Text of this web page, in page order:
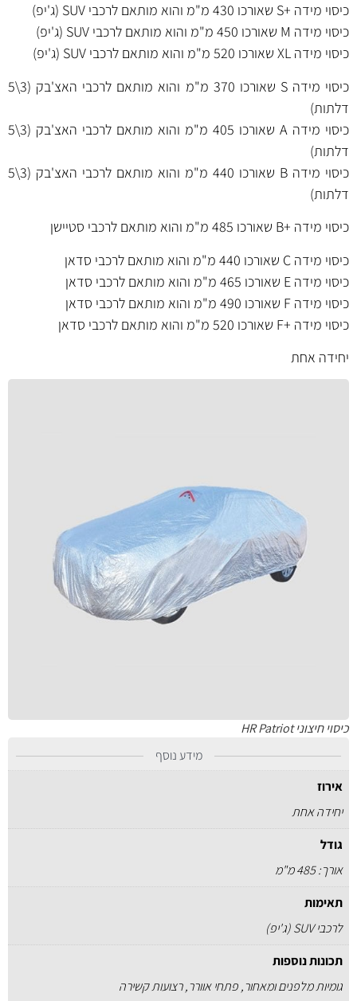
כיסוי מידה +S שאורכו 430 מ"מ
והוא מותאם לרכבי SUV (ג'יפ)
כיסוי מידה M שאורכו 450 מ"מ
והוא מותאם לרכבי SUV (ג'יפ)
כיסוי מידה XL שאורכו 520 מ"מ
והוא מותאם לרכבי SUV (ג'יפ)
כיסוי מידה S שאורכו 370 מ"מ
והוא מותאם לרכבי האצ'בק (3\5
דלתות)
כיסוי מידה A שאורכו 405 מ"מ
והוא מותאם לרכבי האצ'בק (3\5
דלתות)
כיסוי מידה B שאורכו 440 מ"מ
והוא מותאם לרכבי האצ'בק (3\5
דלתות)
כיסוי מידה +B שאורכו 485 מ"מ
והוא מותאם לרכבי סטיישן
כיסוי מידה C שאורכו 440 מ"מ
והוא מותאם לרכבי סדאן
כיסוי מידה E שאורכו 465 מ"מ
והוא מותאם לרכבי סדאן
כיסוי מידה F שאורכו 490 מ"מ
והוא מותאם לרכבי סדאן
כיסוי מידה +F שאורכו 520 מ"מ
והוא מותאם לרכבי סדאן
יחידה אחת
כיסוי חיצוני HR Patriot
מידע נוסף
אירוז
יחידה אחת
גודל
אורך: 485 מ"מ
תאימות
לרכבי SUV (ג'יפ)
תכונות נוספות
גומיות מלפנים ומאחור, פתחי אוורר, רצועות קשירה